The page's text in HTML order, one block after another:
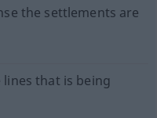
the settlements are
that is being